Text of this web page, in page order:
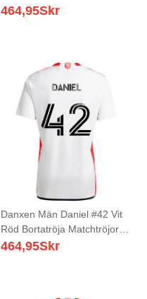
Hemmatröja Matchtröjor
464,95Skr
Danxen Män Daniel #42 Vit
Röd Bortatröja Matchtröjor
2025/26 Tröjor T-Tröja
464,95Skr